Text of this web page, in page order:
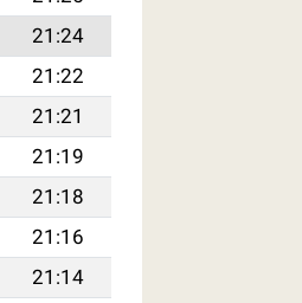
21:24
21:22
21:21
21:19
21:18
21:16
21:14